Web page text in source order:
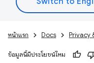
หน้าแรก Docs Privacy
ข้อมูลนี้มีประโยชน์ไหม